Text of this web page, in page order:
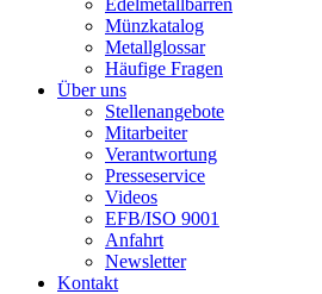
Edelmetallbarren
Münzkatalog
Metallglossar
Häufige Fragen
Über uns
Stellenangebote
Mitarbeiter
Verantwortung
Presseservice
Videos
EFB/ISO 9001
Anfahrt
Newsletter
Kontakt